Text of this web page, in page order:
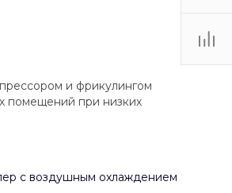
и фрикулингом
помещений при низких
с воздушным охлаждением